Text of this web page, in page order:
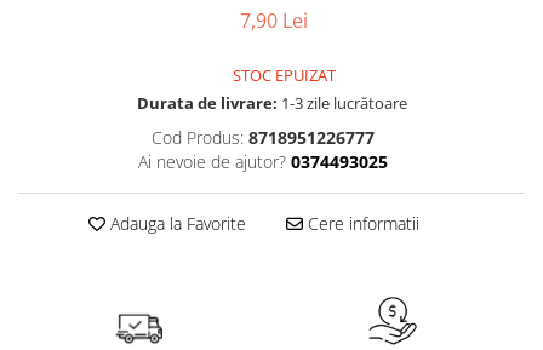
Produse de dezinfectare
Produse pentru curatarea tenului
Sapun lichid, sapun
Tratament pentru par, conditioner
7,90 Lei
STOC EPUIZAT
Durata de livrare: 1-3 zile lucrătoare
Cod Produs: 8718951226777
Ai nevoie de ajutor? 0374493025
Adauga la Favorite Cere informatii